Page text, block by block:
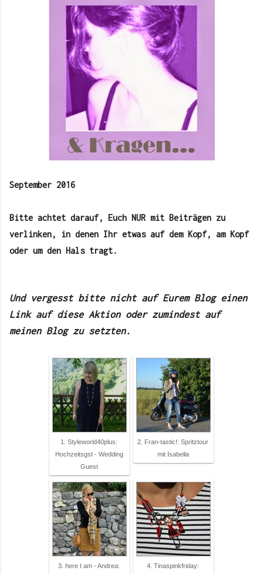
September 2016
Bitte achtet darauf, Euch NUR mit Beiträgen zu
verlinken, in denen Ihr etwas auf dem Kopf, am Kopf
oder um den Hals tragt.
Und vergesst bitte nicht auf Eurem Blog einen
Link auf diese Aktion oder zumindest auf
meinen Blog zu setzten.
1. Styleworld40plus:
Hochzeitsgst - Wedding
Guest
2. Fran-tastic!: Spritztour
mit Isabella
3. here I am - Andrea:
4. Tinaspinkfriday: